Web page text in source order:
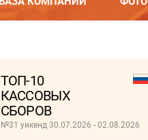
ТОП-10
КАССОВЫХ
СБОРОВ
№31 уикенд 30.07.2026 - 02.08.2026